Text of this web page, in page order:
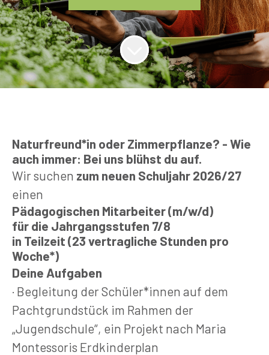
Naturfreund*in oder Zimmerpflanze? - Wie
auch immer: Bei uns blühst du auf.
Wir suchen zum neuen Schuljahr 2026/27
einen
Pädagogischen Mitarbeiter (m/w/d)
für die Jahrgangsstufen 7/8
in Teilzeit (23 vertragliche Stunden pro
Woche*)
Deine Aufgaben
· Begleitung der Schüler*innen auf dem
Pachtgrundstück im Rahmen der
„Jugendschule“, ein Projekt nach Maria
Montessoris Erdkinderplan